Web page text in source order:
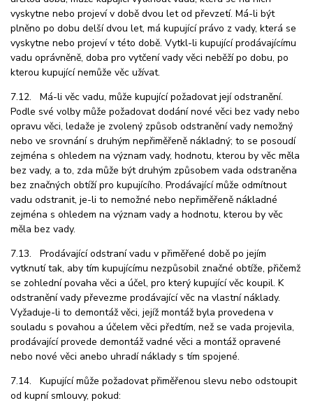
vyskytne nebo projeví v době dvou let od převzetí. Má-li být
plněno po dobu delší dvou let, má kupující právo z vady, která se
vyskytne nebo projeví v této době. Vytkl-li kupující prodávajícímu
vadu oprávněně, doba pro vytčení vady věci neběží po dobu, po
kterou kupující nemůže věc užívat.
7.12. Má-li věc vadu, může kupující požadovat její odstranění.
Podle své volby může požadovat dodání nové věci bez vady nebo
opravu věci, ledaže je zvolený způsob odstranění vady nemožný
nebo ve srovnání s druhým nepřiměřeně nákladný; to se posoudí
zejména s ohledem na význam vady, hodnotu, kterou by věc měla
bez vady, a to, zda může být druhým způsobem vada odstraněna
bez značných obtíží pro kupujícího. Prodávající může odmítnout
vadu odstranit, je-li to nemožné nebo nepřiměřeně nákladné
zejména s ohledem na význam vady a hodnotu, kterou by věc
měla bez vady.
7.13. Prodávající odstraní vadu v přiměřené době po jejím
vytknutí tak, aby tím kupujícímu nezpůsobil značné obtíže, přičemž
se zohlední povaha věci a účel, pro který kupující věc koupil. K
odstranění vady převezme prodávající věc na vlastní náklady.
Vyžaduje-li to demontáž věci, jejíž montáž byla provedena v
souladu s povahou a účelem věci předtím, než se vada projevila,
prodávající provede demontáž vadné věci a montáž opravené
nebo nové věci anebo uhradí náklady s tím spojené.
7.14. Kupující může požadovat přiměřenou slevu nebo odstoupit
od kupní smlouvy, pokud: